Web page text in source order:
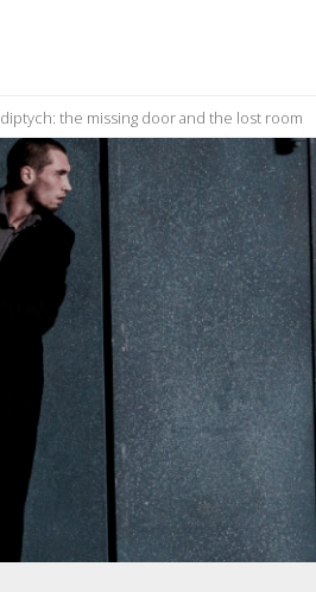
diptych: the missing door and the lost room